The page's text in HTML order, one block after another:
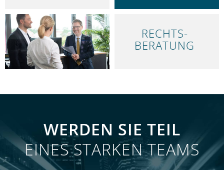
ÜBER UNS
RECHTS­
BERATUNG
WERDEN SIE TEIL
EINES STARKEN TEAMS